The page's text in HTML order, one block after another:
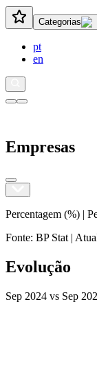
Categorias
pt
en
Empresas
Percentagem (%) |
Fonte: BP Stat |
Evolução
Sep 2024 vs Sep